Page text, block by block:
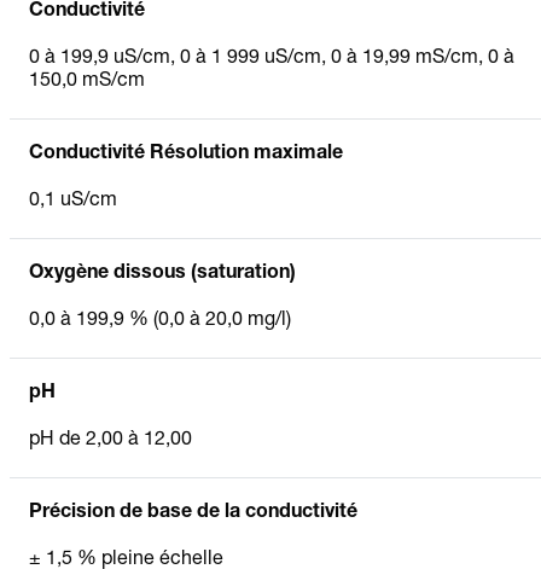
Conductivité
0 à 199,9 uS/cm, 0 à 1 999 uS/cm, 0 à 19,99 mS/cm, 0 à
150,0 mS/cm
Conductivité Résolution maximale
0,1 uS/cm
Oxygène dissous (saturation)
0,0 à 199,9 % (0,0 à 20,0 mg/l)
pH
pH de 2,00 à 12,00
Précision de base de la conductivité
± 1,5 % pleine échelle